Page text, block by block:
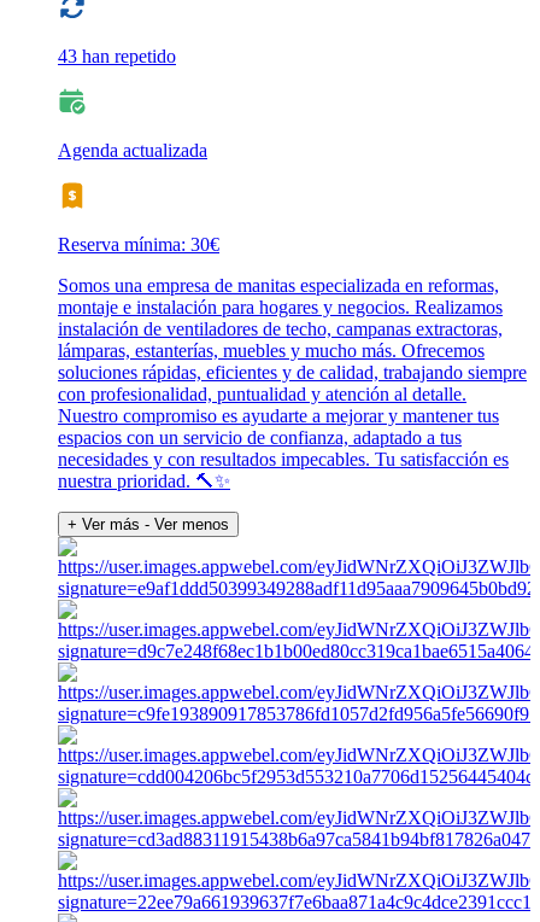
43 han repetido
Agenda actualizada
Reserva mínima: 30€
Somos una empresa de manitas especializada en reformas,
montaje e instalación para hogares y negocios. Realizamos
instalación de ventiladores de techo, campanas extractoras,
lámparas, estanterías, muebles y mucho más. Ofrecemos
soluciones rápidas, eficientes y de calidad, trabajando siempre
con profesionalidad, puntualidad y atención al detalle.
Nuestro compromiso es ayudarte a mejorar y mantener tus
espacios con un servicio de confianza, adaptado a tus
necesidades y con resultados impecables. Tu satisfacción es
nuestra prioridad. 🔨✨
+ Ver más - Ver menos